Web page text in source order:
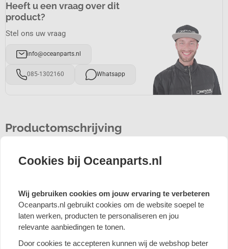
Heeft u een vraag over dit
product?
Stel ons uw vraag
info@oceanparts.nl
085-1302160 Whatsapp
Productomschrijving
de rechter aandrijfas, de originele stabilisatorset te worden
vervangen door deze set. (zie opmerking 90)
Beoordelingen
Nog geen beoordelingen
Cookies bij Oceanparts.nl
Wij gebruiken cookies om jouw ervaring te verbeteren
Oceanparts.nl gebruikt cookies om de website soepel te
laten werken, producten te personaliseren en jou
relevante aanbiedingen te tonen.
Door cookies te accepteren kunnen wij de webshop beter